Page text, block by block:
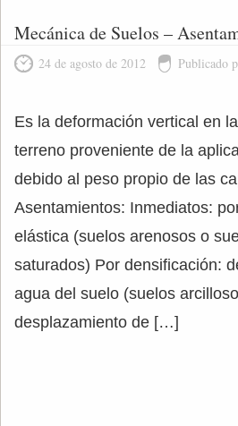
Mecánica de Suelos –
24 de agosto de 2012 Publicado
Es la deformación vertical en
terreno proveniente de la
debido al peso propio de las
Asentamientos: Inmediatos:
elástica (suelos arenosos o
saturados) Por densificación:
agua del suelo (suelos
desplazamiento de […]